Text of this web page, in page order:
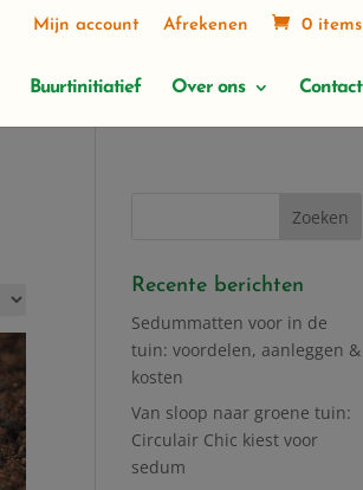
Mijn account Afrekenen 0 items
Buurtinitiatief Over ons Contact
Recente berichten
Sedummatten voor in de
tuin: voordelen, aanleggen &
kosten
Van sloop naar groene tuin:
Circulair Chic kiest voor
sedum